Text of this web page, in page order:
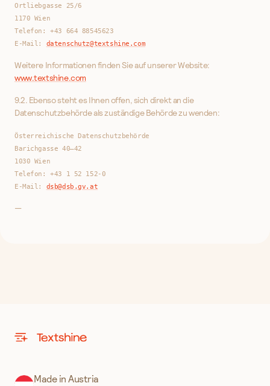
Ortliebgasse 25/6
1170 Wien
Telefon: +43 664 88545623
E-Mail: datenschutz@textshine.com
Weitere Informationen finden Sie auf unserer Website:
www.textshine.com
9.2. Ebenso steht es Ihnen offen, sich direkt an die
Datenschutzbehörde als zuständige Behörde zu wenden:
Österreichische Datenschutzbehörde
Barichgasse 40–42
1030 Wien
Telefon: +43 1 52 152-0
E‑Mail: dsb@dsb.gv.at
—
Made in Austria